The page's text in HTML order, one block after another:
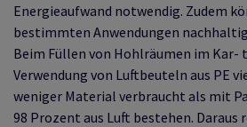
Energieaufwand notwendig. Zudem
bestimmten Anwendungen
Beim Füllen von Hohlräumen im Kar-
Verwendung von Luftbeuteln aus PE
weniger Material verbraucht als mit
98 Prozent aus Luft bestehen.